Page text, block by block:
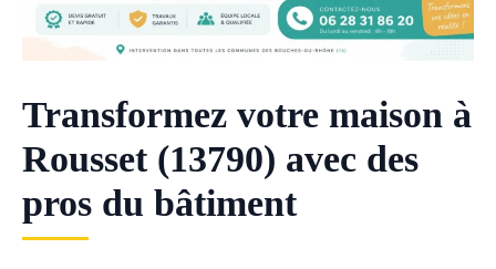
Transformez votre maison à
Rousset (13790) avec des
pros du bâtiment